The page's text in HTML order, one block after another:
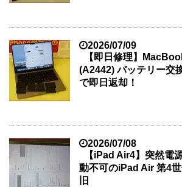
2026/07/09
【即日修理】
(A2442) バッテリー交
で即日返却！
2026/07/08
【iPad Air4】突然電
動不可のiPad Air 第4
旧